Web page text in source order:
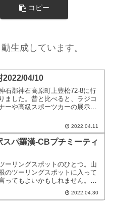
コピー
生成しています。
2022/04/10
石郡神石高原町上豊松72-8に行
ました。昔と比べると、ラジコ
ーや高級スポーツカーの展示な
の渋滞が前よりは起きにくい会場
合的に良い方向に進んだのでは
と思っています。車輪村2023に
来るように、事故と健康には気
いものです。
2022.04.11
スパ羅漢-CBプチミーティ
ーリングスポットのひとつ。山
のツーリングスポットに入って
ってもよいかもしれません。地
し攻め気味のツーリングなどを
は県北や島根、山口から中間地点
2022.04.30